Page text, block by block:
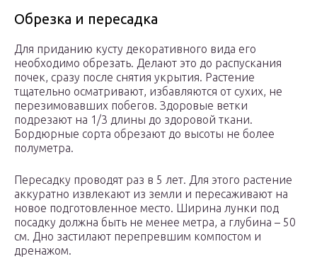
Обрезка и пересадка
Для приданию кусту декоративного вида его
необходимо обрезать. Делают это до распускания
почек, сразу после снятия укрытия. Растение
тщательно осматривают, избавляются от сухих, не
перезимовавших побегов. Здоровые ветки
подрезают на 1/3 длины до здоровой ткани.
Бордюрные сорта обрезают до высоты не более
полуметра.
Пересадку проводят раз в 5 лет. Для этого растение
аккуратно извлекают из земли и пересаживают на
новое подготовленное место. Ширина лунки под
посадку должна быть не менее метра, а глубина – 50
см. Дно застилают перепревшим компостом и
дренажом.